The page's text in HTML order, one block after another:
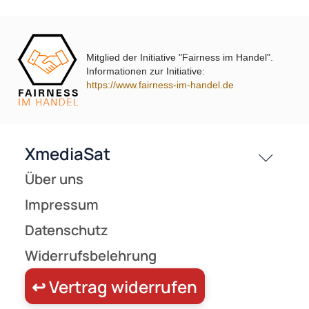
UVP 3,99 € *0,99 €
Mitglied der Initiative "Fairness im Handel".
Informationen zur Initiative:
https://www.fairness-im-handel.de